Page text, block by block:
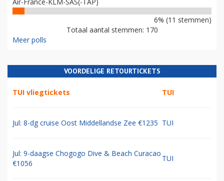
6% (11 stemmen)
Totaal aantal stemmen: 170
Meer polls
VOORDELIGE RETOURTICKETS
TUI vliegtickets TUI
Jul: 8-dg cruise Oost Middellandse Zee €1235 TUI
Jul: 9-daagse Chogogo Dive & Beach Curacao
€1056
TUI